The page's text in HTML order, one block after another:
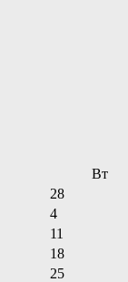
Вт
28
4
11
18
25